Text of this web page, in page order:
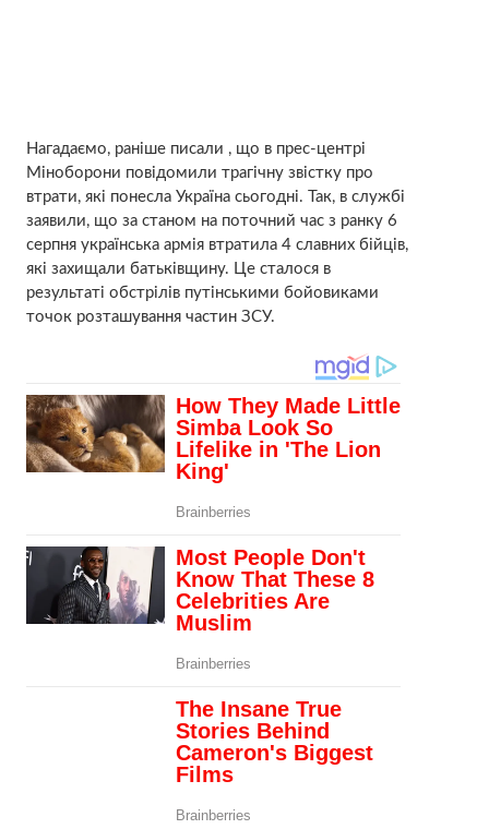
Нагадаємо, раніше писали , що в прес-центрі
Міноборони повідомили трагічну звістку про
втрати, які понесла Україна сьогодні. Так, в службі
заявили, що за станом на поточний час з ранку 6
серпня українська армія втратила 4 славних бійців,
які захищали батьківщину. Це сталося в
результаті обстрілів путінськими бойовиками
точок розташування частин ЗСУ.